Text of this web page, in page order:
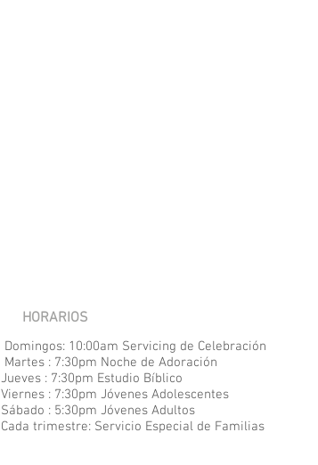
HORARIOS
Domingos: 10:00am Servicing de Celebración
Martes : 7:30pm Noche de Adoración
Jueves : 7:30pm Estudio Bíblico
Viernes : 7:30pm Jóvenes Adolescentes
Sábado : 5:30pm Jóvenes Adultos
Cada trimestre: Servicio Especial de Familias